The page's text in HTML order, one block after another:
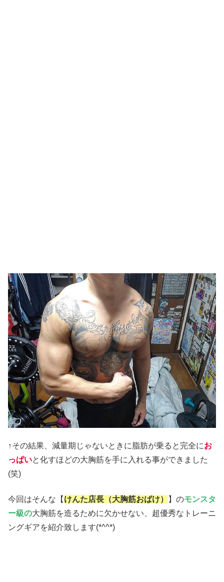
↑その結果、減量期じゃないときに脂肪が乗ると完全にお
っぱいと化すほどの大胸筋を手に入れる事ができました
(笑)
今回はそんな【 けんた店長（大胸筋おばけ） 】のモンスタ
ー級の大胸筋を造るために欠かせない、超優秀なトレーニ
ングギアを紹介致します(*^^*)